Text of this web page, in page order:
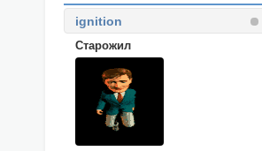
ignition
Cтарожил